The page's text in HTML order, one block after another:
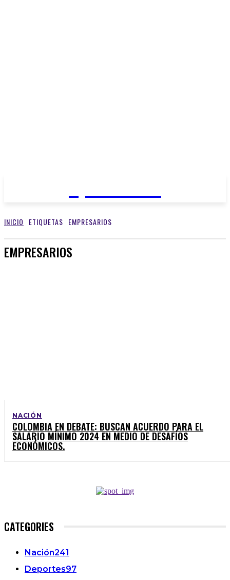
INICIO ETIQUETAS EMPRESARIOS
EMPRESARIOS
NACIÓN
COLOMBIA EN DEBATE: BUSCAN ACUERDO PARA EL
SALARIO MÍNIMO 2024 EN MEDIO DE DESAFÍOS
ECONÓMICOS.
CATEGORIES
Nación241
Deportes97